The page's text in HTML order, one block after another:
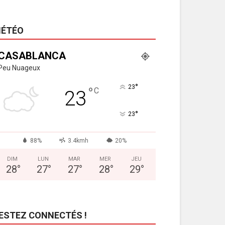
Nuageux
23 °C 23°
23°
88% 3.4kmh 20%
DIM
28°
LUN
27°
MAR
27°
MER
28°
JEU
29°
CONNECTÉS !